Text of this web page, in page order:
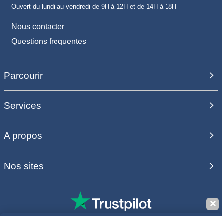
Ouvert du lundi au vendredi de 9H à 12H et de 14H à 18H
Nous contacter
Questions fréquentes
Parcourir
Services
A propos
Nos sites
✕